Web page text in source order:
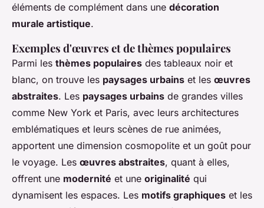
éléments de complément dans une décoration
murale artistique.
Exemples d'œuvres et de thèmes populaires
Parmi les thèmes populaires des tableaux noir et
blanc, on trouve les paysages urbains et les œuvres
abstraites. Les paysages urbains de grandes villes
comme New York et Paris, avec leurs architectures
emblématiques et leurs scènes de rue animées,
apportent une dimension cosmopolite et un goût pour
le voyage. Les œuvres abstraites, quant à elles,
offrent une modernité et une originalité qui
dynamisent les espaces. Les motifs graphiques et les